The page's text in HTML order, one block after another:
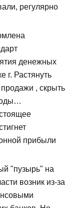
регулярно
денежных
г. Растянуть
, скрыть
прибыли
"пузырь" на
возник из-за